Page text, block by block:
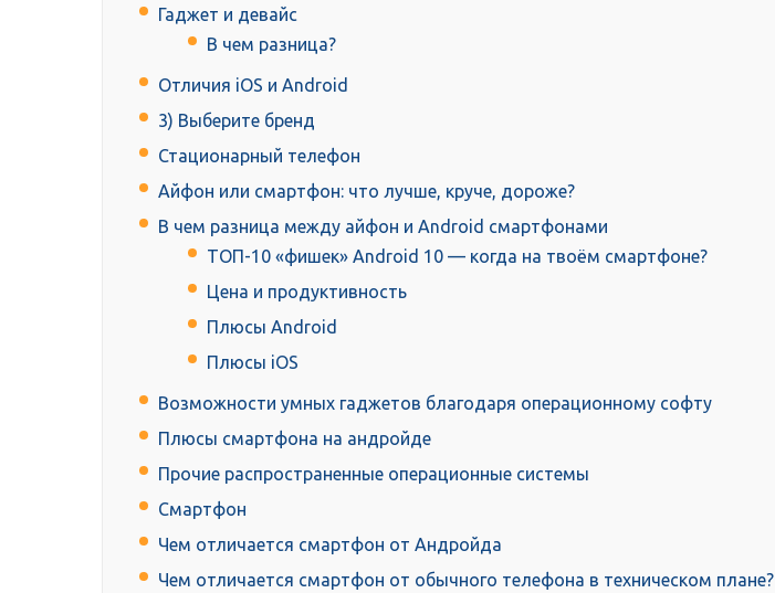
Гаджет и девайс
В чем разница?
Отличия iOS и Android
3) Выберите бренд
Стационарный телефон
Айфон или смартфон: что лучше, круче, дороже?
В чем разница между айфон и Android смартфонами
ТОП-10 «фишек» Android 10 — когда на твоём смартфоне?
Цена и продуктивность
Плюсы Android
Плюсы iOS
Возможности умных гаджетов благодаря операционному софту
Плюсы смартфона на андройде
Прочие распространенные операционные системы
Смартфон
Чем отличается смартфон от Андройда
Чем отличается смартфон от обычного телефона в техническом плане?